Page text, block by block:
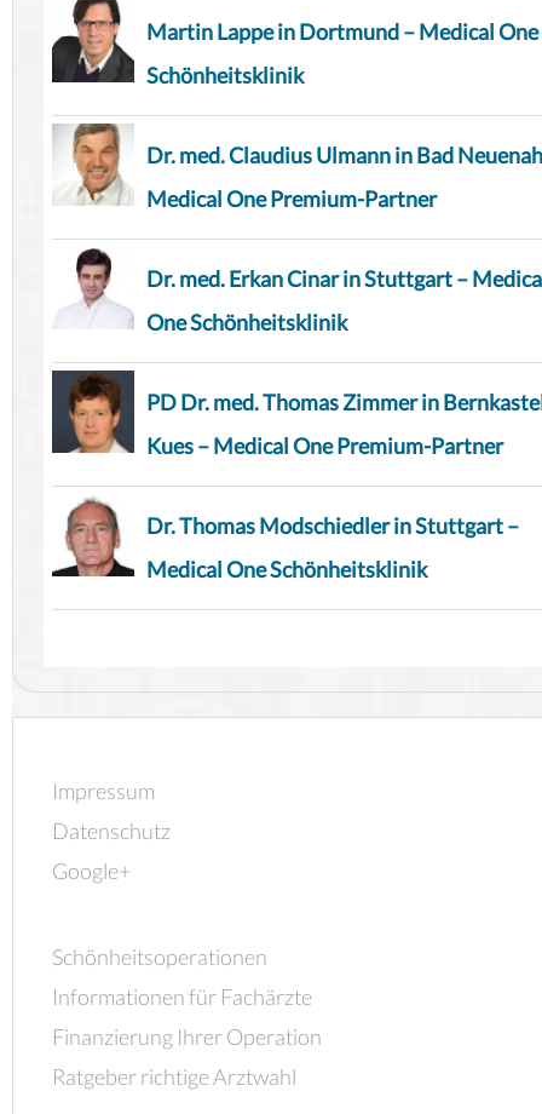
Martin Lappe in Dortmund – Medical One
Schönheitsklinik
Dr. med. Claudius Ulmann in Bad
Medical One Premium-Partner
Dr. med. Erkan Cinar in Stuttgart –
One Schönheitsklinik
PD Dr. med. Thomas Zimmer in
Kues – Medical One Premium-Partner
Dr. Thomas Modschiedler in Stuttgart –
Medical One Schönheitsklinik
Impressum
Datenschutz
Google+
Schönheitsoperationen
Informationen für Fachärzte
Finanzierung Ihrer Operation
Ratgeber richtige Arztwahl